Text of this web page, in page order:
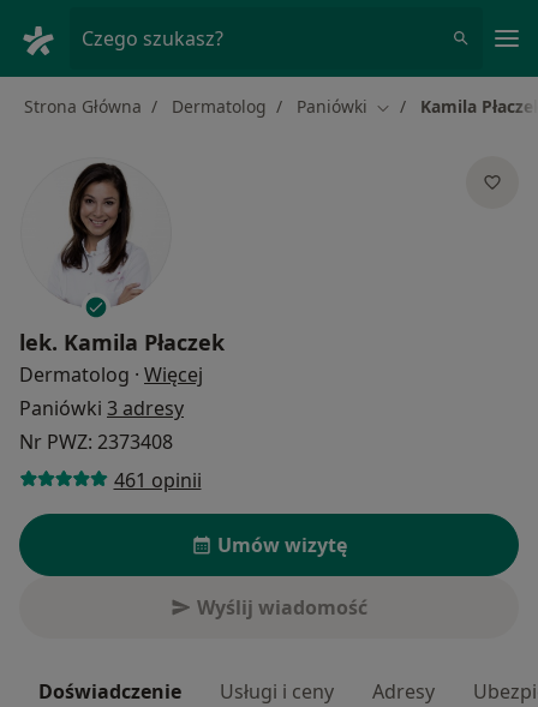
Czego szukasz?
Strona Główna Dermatolog Paniówki Zmień miasto
Kamila
lek. Kamila Płaczek
Dermatolog · Więcej
Paniówki 3 adresy
Nr PWZ: 2373408
461 opinii
Umów wizytę
Wyślij wiadomość
Doświadczenie Usługi i ceny Adresy